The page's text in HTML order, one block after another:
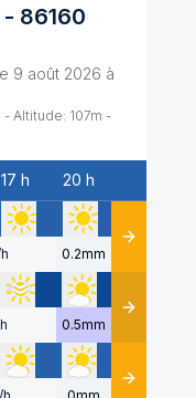
- 86160
9 août 2026 à
- Altitude: 107m -
17 h 20 h
0.2mm Détails
0.5mm Détails
Détails